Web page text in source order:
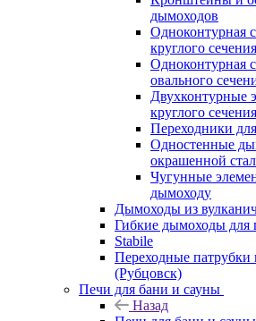
дымоходов
Одноконтурная
круглого сечения
Одноконтурная
овального
Двухконтурные
круглого
Переходники
Одностенные
окрашенной
Чугунные
дымоходу
Дымоходы из
Гибкие дымоходы для
Stabile
Переходные патрубки
(Рубцовск)
Печи для бани и сауны
Назад